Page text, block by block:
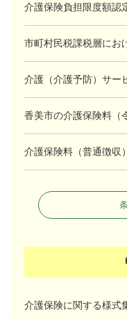
介護保険負担限度額認
市町村民税課税層にお
介護（介護予防）サー
香美市の介護保険料（
介護保険料（普通徴収
介護保険に関する様式